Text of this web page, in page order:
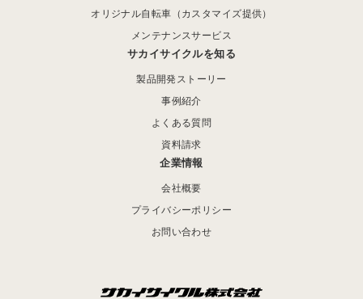
オリジナル自転車（カスタマイズ提供）
メンテナンスサービス
サカイサイクルを知る
製品開発ストーリー
事例紹介
よくある質問
資料請求
企業情報
会社概要
プライバシーポリシー
お問い合わせ